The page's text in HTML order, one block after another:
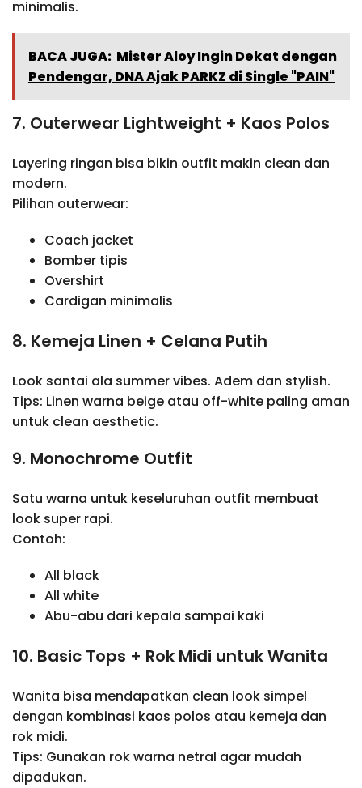
minimalis.
BACA JUGA: Mister Aloy Ingin Dekat dengan
Pendengar, DNA Ajak PARKZ di Single "PAIN"
7. Outerwear Lightweight + Kaos Polos
Layering ringan bisa bikin outfit makin clean dan
modern.
Pilihan outerwear:
Coach jacket
Bomber tipis
Overshirt
Cardigan minimalis
8. Kemeja Linen + Celana Putih
Look santai ala summer vibes. Adem dan stylish.
Tips: Linen warna beige atau off-white paling aman
untuk clean aesthetic.
9. Monochrome Outfit
Satu warna untuk keseluruhan outfit membuat
look super rapi.
Contoh:
All black
All white
Abu-abu dari kepala sampai kaki
10. Basic Tops + Rok Midi untuk Wanita
Wanita bisa mendapatkan clean look simpel
dengan kombinasi kaos polos atau kemeja dan
rok midi.
Tips: Gunakan rok warna netral agar mudah
dipadukan.